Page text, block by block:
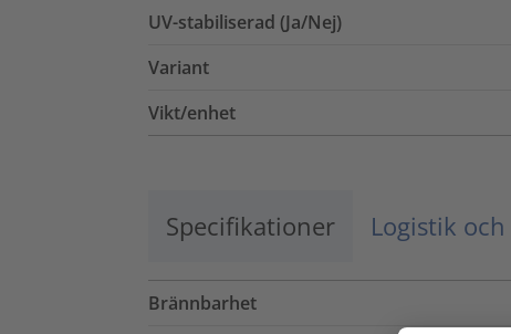
UV-stabiliserad (Ja/Nej)
Variant
Vikt/enhet
Specifikationer Logistik
Brännbarhet